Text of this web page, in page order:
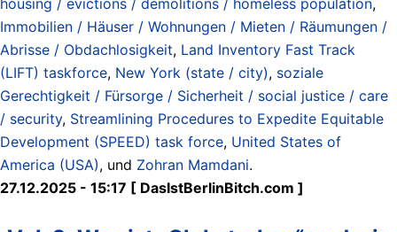
Immobilien / Häuser / Wohnungen / Mieten / Räumungen /
Abrisse / Obdachlosigkeit, Land Inventory Fast Track
(LIFT) taskforce, New York (state / city), soziale
Gerechtigkeit / Fürsorge / Sicherheit / social justice / care
/ security, Streamlining Procedures to Expedite Equitable
Development (SPEED) task force, United States of
America (USA), und Zohran Mamdani.
27.12.2025 - 15:17 [ DasIstBerlinBitch.com ]